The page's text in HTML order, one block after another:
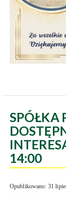
SPÓŁKA
14:00
Opublikowano: 31